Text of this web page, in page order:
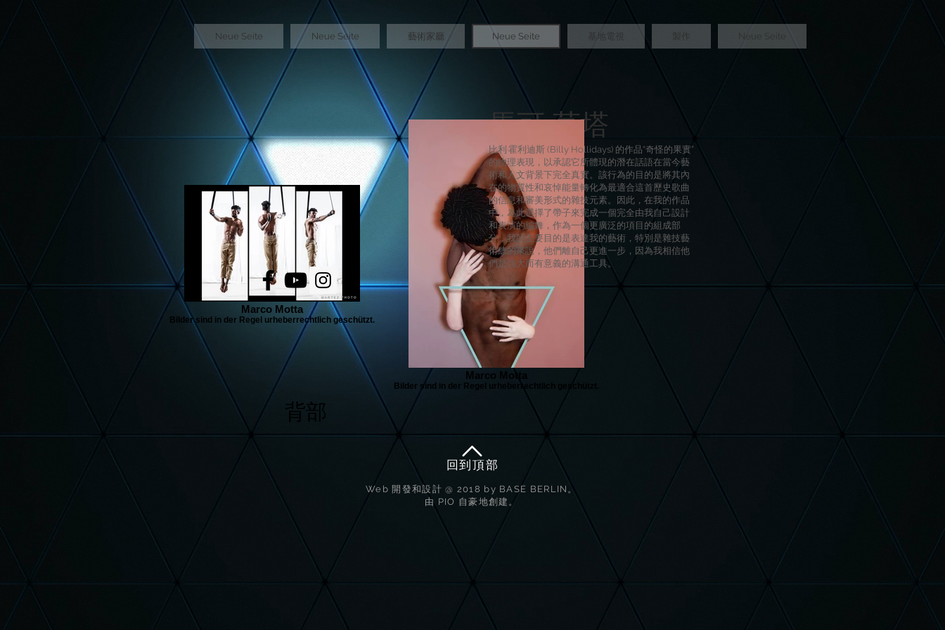
Neue Seite Neue Seite 藝術家廳 Neue Seite 基地電視 製作 Neue Seite
馬可·莫塔
Marco Motta
Bilder sind in der Regel urheberrechtlich geschützt.
Marco Motta
Bilder sind in der Regel urheberrechtlich geschützt.
背部
比利·霍利迪斯 (Billy Hollidays) 的作品“奇怪的果實”
的物理表現，以承認它所體現的潛在話語在當今藝
術和人文背景下完全真實。該行為的目的是將其內
在的物質性和哀悼能量轉化為最適合這首歷史歌曲
的信息和審美形式的雜技元素。因此，在我的作品
中，為此選擇了帶子來完成一個完全由我自己設計
和表演的編舞，作為一個更廣泛的項目的組成部
分，我的主要目的是表達我的藝術，特別是雜技藝
術總的來說，他們離自己更進一步，因為我相信他
們是強大而有意義的溝通工具。
回到頂部
Web 開發和設計 @ 2018 by BASE BERLIN。
由 PIO 自豪地創建。